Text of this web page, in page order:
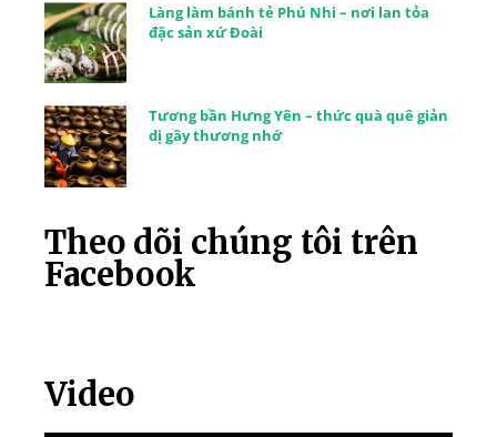
Làng làm bánh tẻ Phú Nhi – nơi lan tỏa
đặc sản xứ Đoài
Tương bần Hưng Yên – thức quà quê giản
dị gây thương nhớ
Theo dõi chúng tôi trên
Facebook
Video